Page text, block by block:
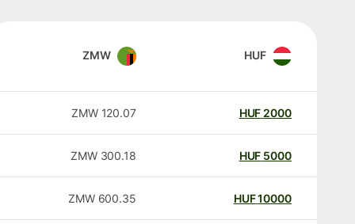
HUF
ZMW
2000
HUF
120.07
ZMW
5000
HUF
300.18
ZMW
10000
HUF
600.35
ZMW